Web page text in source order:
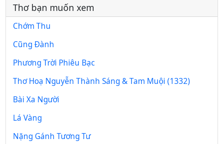
Thơ bạn muốn xem
Chớm Thu
Cũng Đành
Phương Trời Phiêu Bạc
Thơ Hoạ Nguyễn Thành Sáng & Tam Muội (1332)
Bài Xa Người
Lá Vàng
Nặng Gánh Tương Tư